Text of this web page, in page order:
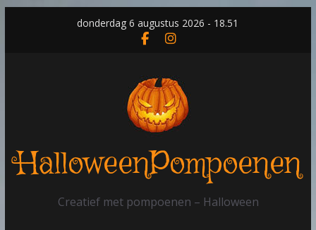
donderdag 6 augustus 2026 - 18.51
HalloweenPompoenen
Creatief met pompoenen – Halloween